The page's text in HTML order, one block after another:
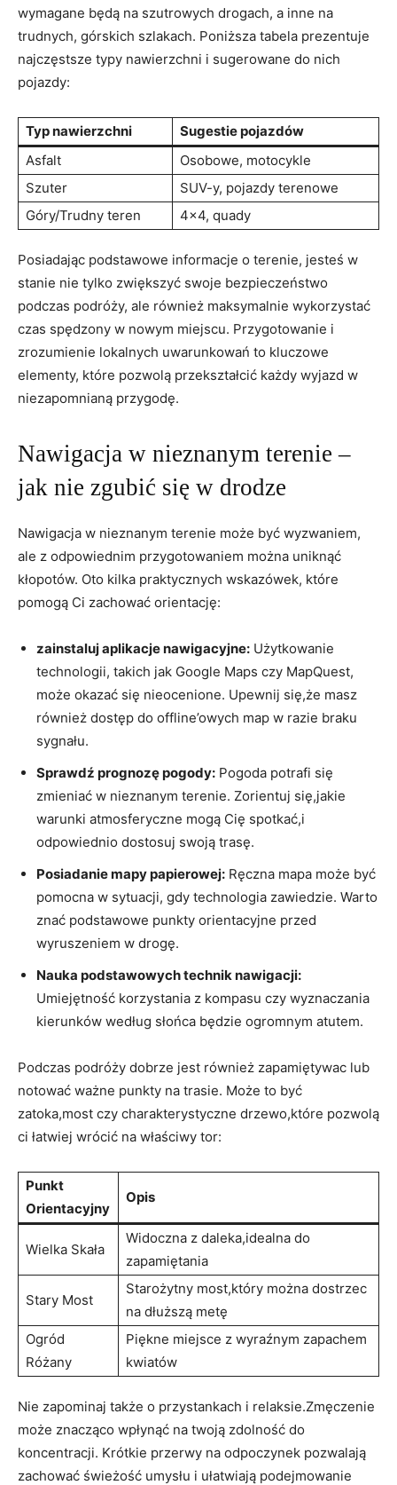
wymagane będą na szutrowych drogach, a inne na
trudnych, górskich szlakach. Poniższa tabela prezentuje
najczęstsze typy nawierzchni i sugerowane do nich
pojazdy:
Typ nawierzchni
Sugestie pojazdów
Asfalt
Osobowe, motocykle
Szuter
SUV-y, pojazdy terenowe
Góry/Trudny teren
4×4, quady
Posiadając podstawowe informacje o terenie, jesteś w
stanie nie tylko zwiększyć swoje bezpieczeństwo
podczas podróży, ale również maksymalnie wykorzystać
czas spędzony w nowym miejscu. Przygotowanie i
zrozumienie lokalnych uwarunkowań to kluczowe
elementy, które pozwolą przekształcić każdy wyjazd w
niezapomnianą przygodę.
Nawigacja w nieznanym terenie –
jak nie zgubić się w drodze
Nawigacja w nieznanym terenie może być wyzwaniem,
ale z odpowiednim przygotowaniem można uniknąć
kłopotów. Oto kilka praktycznych wskazówek, które
pomogą Ci zachować orientację:
zainstaluj aplikacje nawigacyjne: Użytkowanie
technologii, takich jak Google Maps czy MapQuest,
może okazać się nieocenione. Upewnij się,że masz
również dostęp do offline’owych map w razie braku
sygnału.
Sprawdź prognozę pogody: Pogoda potrafi się
zmieniać w nieznanym terenie. Zorientuj się,jakie
warunki atmosferyczne mogą Cię spotkać,i
odpowiednio dostosuj swoją trasę.
Posiadanie mapy papierowej: Ręczna mapa może być
pomocna w sytuacji, gdy technologia zawiedzie. Warto
znać podstawowe punkty orientacyjne przed
wyruszeniem w drogę.
Nauka podstawowych technik nawigacji:
Umiejętność korzystania z kompasu czy wyznaczania
kierunków według słońca będzie ogromnym atutem.
Podczas podróży dobrze jest również zapamiętywac lub
notować ważne punkty na trasie. Może to być
zatoka,most czy charakterystyczne drzewo,które pozwolą
ci łatwiej wrócić na właściwy tor:
Punkt
Orientacyjny
Opis
Wielka Skała
Widoczna z daleka,idealna do
zapamiętania
Stary Most
Starożytny most,który można dostrzec
na dłuższą metę
Ogród
Różany
Piękne miejsce z wyraźnym zapachem
kwiatów
Nie zapominaj także o przystankach i relaksie.Zmęczenie
może znacząco wpłynąć na twoją zdolność do
koncentracji. Krótkie przerwy na odpoczynek pozwalają
zachować świeżość umysłu i ułatwiają podejmowanie